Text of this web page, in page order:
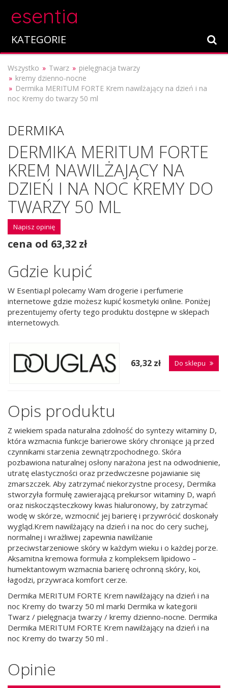
esentia
KATEGORIE
Wszystko Twarz
pielęgnacja twarzy
kremy dzienno-nocne
Dermika MERITUM FORTE Krem nawilżający na dzień i na
noc Kremy do twarzy 50 ml
DERMIKA
DERMIKA MERITUM FORTE
KREM NAWILŻAJĄCY NA
DZIEŃ I NA NOC KREMY DO
TWARZY 50 ML
Napisz opinię
cena od 63,32 zł
Gdzie kupić
W Esentia.pl polecamy Wam drogerie i perfumerie
internetowe gdzie możesz kupić kosmetyki online. Poniżej
prezentujemy oferty tego produktu dostępne w sklepach
internetowych.
63,32 zł Do sklepu
Opis produktu
Z wiekiem spada naturalna zdolność do syntezy witaminy D,
która wzmacnia funkcje barierowe skóry chroniące ją przed
czynnikami starzenia zewnątrzpochodnego. Skóra
pozbawiona naturalnej osłony narażona jest na odwodnienie,
utratę elastyczności oraz przedwczesne pojawianie się
zmarszczek. Aby zatrzymać niekorzystne procesy, Dermika
stworzyła formułę zawierającą prekursor witaminy D, wapń
oraz niskocząsteczkowy kwas hialuronowy, by zatrzymać
wodę w skórze, wzmocnić jej barierę i przywrócić doskonały
wygląd.Krem nawilżający na dzień i na noc do cery suchej,
normalnej i wrażliwej zapewnia nawilżanie
przeciwstarzeniowe skóry w każdym wieku i o każdej porze.
Aksamitna kremowa formuła z kompleksem lipidowo –
humektantowym wzmacnia barierę ochronną skóry, koi,
łagodzi, przywraca komfort cerze.
Dermika MERITUM FORTE Krem nawilżający na dzień i na
noc Kremy do twarzy 50 ml marki Dermika w kategorii
Twarz / pielęgnacja twarzy / kremy dzienno-nocne. Dermika
Dermika MERITUM FORTE Krem nawilżający na dzień i na
noc Kremy do twarzy 50 ml .
Opinie